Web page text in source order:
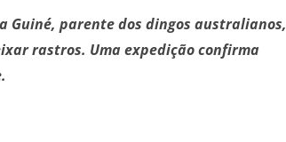
Guiné, parente dos dingos australianos,
rastros. Uma expedição confirma